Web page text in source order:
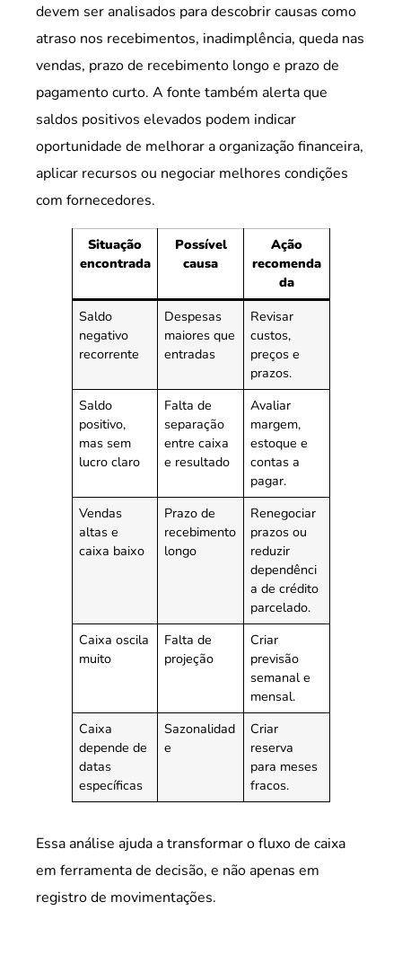
devem ser analisados para descobrir causas como
atraso nos recebimentos, inadimplência, queda nas
vendas, prazo de recebimento longo e prazo de
pagamento curto. A fonte também alerta que
saldos positivos elevados podem indicar
oportunidade de melhorar a organização financeira,
aplicar recursos ou negociar melhores condições
com fornecedores.
Situação
encontrada
Possível
causa
Ação
recomenda
da
Saldo
negativo
recorrente
Despesas
maiores que
entradas
Revisar
custos,
preços e
prazos.
Saldo
positivo,
mas sem
lucro claro
Falta de
separação
entre caixa
e resultado
Avaliar
margem,
estoque e
contas a
pagar.
Vendas
altas e
caixa baixo
Prazo de
recebimento
longo
Renegociar
prazos ou
reduzir
dependênci
a de crédito
parcelado.
Caixa oscila
muito
Falta de
projeção
Criar
previsão
semanal e
mensal.
Caixa
depende de
datas
específicas
Sazonalidad
e
Criar
reserva
para meses
fracos.
Essa análise ajuda a transformar o fluxo de caixa
em ferramenta de decisão, e não apenas em
registro de movimentações.